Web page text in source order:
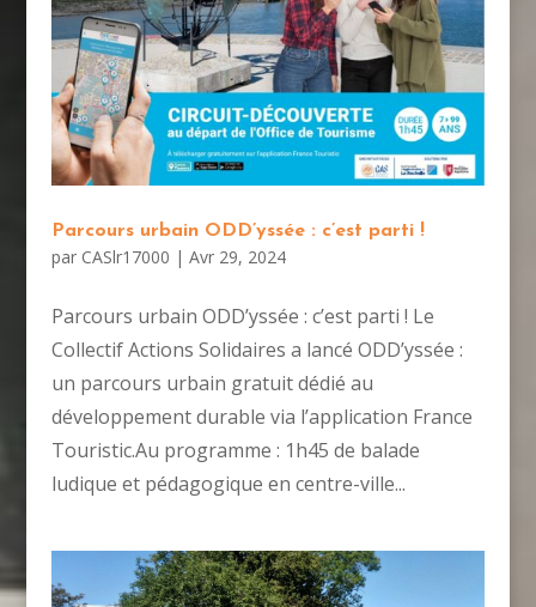
Parcours urbain ODD’yssée : c’est parti !
par CASlr17000 | Avr 29, 2024
Parcours urbain ODD’yssée : c’est parti ! Le
Collectif Actions Solidaires a lancé ODD’yssée :
un parcours urbain gratuit dédié au
développement durable via l’application France
Touristic.Au programme : 1h45 de balade
ludique et pédagogique en centre-ville...